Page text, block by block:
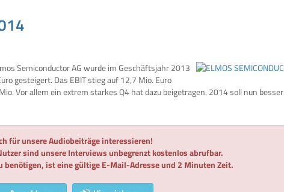
Semiconductor AG wurde im Geschäftsjahr 2013
gesteigert. Das EBIT stieg auf 12,7 Mio. Euro
Vor allem ein extrem starkes Q4 hat dazu beigetragen. 2014 soll nun besser
für unsere Audiobeiträge interessieren!
sind unsere Interviews unbegrenzt kostenlos abrufbar.
benötigen, ist eine gültige E-Mail-Adresse und 2 Minuten Zeit.